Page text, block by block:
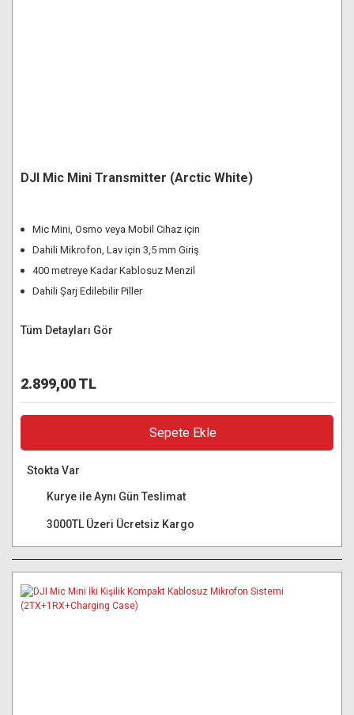
DJI Mic Mini Transmitter (Arctic White)
Mic Mini, Osmo veya Mobil Cihaz için
Dahili Mikrofon, Lav için 3,5 mm Giriş
400 metreye Kadar Kablosuz Menzil
Dahili Şarj Edilebilir Piller
Tüm Detayları Gör
2.899,00 TL
Sepete Ekle
Stokta Var
Kurye ile Aynı Gün Teslimat
3000TL Üzeri Ücretsiz Kargo